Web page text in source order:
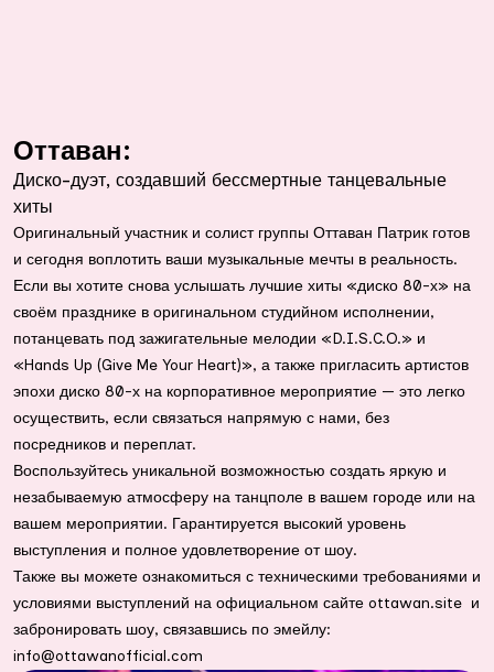
Оттаван:
Диско-дуэт, создавший бессмертные танцевальные
хиты
Оригинальный участник и солист группы Оттаван Патрик готов
и сегодня воплотить ваши музыкальные мечты в реальность.
Если вы хотите снова услышать лучшие хиты «диско 80-х» на
своём празднике в оригинальном студийном исполнении,
потанцевать под зажигательные мелодии «D.I.S.C.O.» и
«Hands Up (Give Me Your Heart)», а также пригласить артистов
эпохи диско 80-х на корпоративное мероприятие — это легко
осуществить, если связаться напрямую с нами, без
посредников и переплат.
Воспользуйтесь уникальной возможностью создать яркую и
незабываемую атмосферу на танцполе в вашем городе или на
вашем мероприятии. Гарантируется высокий уровень
выступления и полное удовлетворение от шоу.
Также вы можете ознакомиться с техническими требованиями и
условиями выступлений на официальном сайте ottawan.site и
забронировать шоу, связавшись по эмейлу:
info@ottawanofficial.com